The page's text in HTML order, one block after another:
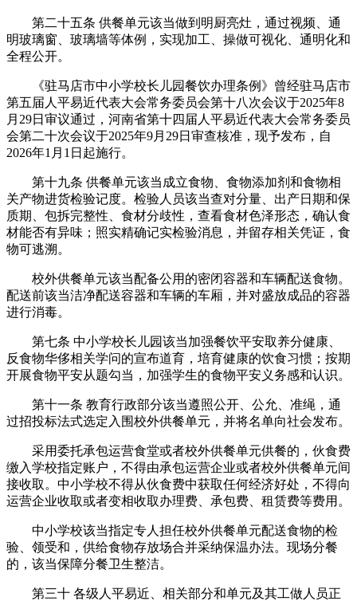
第二十五条 供餐单元该当做到明厨亮灶，通过视频、通
明玻璃窗、玻璃墙等体例，实现加工、操做可视化、通明化和
全程公开。
《驻马店市中小学校长儿园餐饮办理条例》曾经驻马店市
第五届人平易近代表大会常务委员会第十八次会议于2025年8
月29日审议通过，河南省第十四届人平易近代表大会常务委员
会第二十次会议于2025年9月29日审查核准，现予发布，自
2026年1月1日起施行。
第十九条 供餐单元该当成立食物、食物添加剂和食物相
关产物进货检验记度。检验人员该当查对分量、出产日期和保
质期、包拆完整性、食材分歧性，查看食材色泽形态，确认食
材能否有异味；照实精确记实检验消息，并留存相关凭证，食
物可逃溯。
校外供餐单元该当配备公用的密闭容器和车辆配送食物。
配送前该当洁净配送容器和车辆的车厢，并对盛放成品的容器
进行消毒。
第七条 中小学校长儿园该当加强餐饮平安取养分健康、
反食物华侈相关学问的宣布道育，培育健康的饮食习惯；按期
开展食物平安从题勾当，加强学生的食物平安义务感和认识。
第十一条 教育行政部分该当遵照公开、公允、准绳，通
过招投标法式选定入围校外供餐单元，并将名单向社会发布。
采用委托承包运营食堂或者校外供餐单元供餐的，伙食费
缴入学校指定账户，不得由承包运营企业或者校外供餐单元间
接收取。中小学校不得从伙食费中获取任何经济好处，不得向
运营企业收取或者变相收取办理费、承包费、租赁费等费用。
中小学校该当指定专人担任校外供餐单元配送食物的检
验、领受和，供给食物存放场合并采纳保温办法。现场分餐
的，该当保障分餐卫生整洁。
第三十 各级人平易近、相关部分和单元及其工做人员正